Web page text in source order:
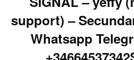
support) –
Whatsapp